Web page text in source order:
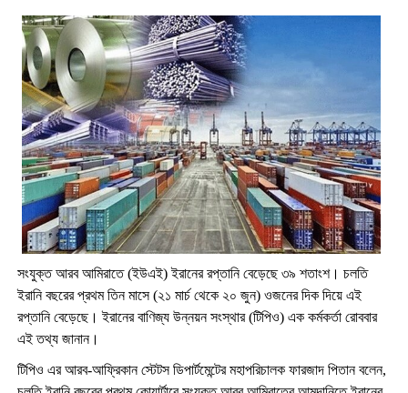
সংযুক্ত আরব আমিরাতে (ইউএই) ইরানের রপ্তানি বেড়েছে ৩৯ শতাংশ। চলতি
ইরানি বছরের প্রথম তিন মাসে (২১ মার্চ থেকে ২০ জুন) ওজনের দিক দিয়ে এই
রপ্তানি বেড়েছে। ইরানের বাণিজ্য উন্নয়ন সংস্থার (টিপিও) এক কর্মকর্তা রোববার
এই তথ্য জানান।
টিপিও এর আরব-আফ্রিকান স্টেটস ডিপার্টমেন্টের মহাপরিচালক ফারজাদ পিতান বলেন,